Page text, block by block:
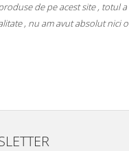
de pe acest site , totul a
, nu am avut absolut nici o